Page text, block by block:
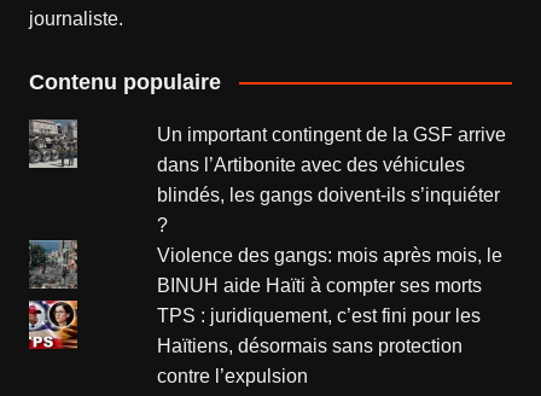
journaliste.
Contenu populaire
Un important contingent de la GSF arrive
dans l’Artibonite avec des véhicules
blindés, les gangs doivent-ils s’inquiéter
?
Violence des gangs: mois après mois, le
BINUH aide Haïti à compter ses morts
TPS : juridiquement, c’est fini pour les
Haïtiens, désormais sans protection
contre l’expulsion